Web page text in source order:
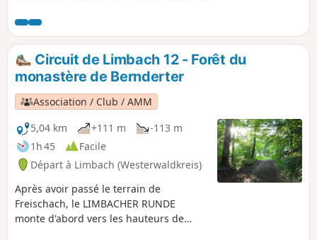
Nauberg. Après avoir traversé la Kleine
Nister, la seule montée notable du
circuit commence, qui mène à la chaîne
de collines du Nauberg jusqu'à la
carrière « Weiße Lei ». Le chemin
continue à travers le hameau déserté de
Hailzhausen, un village médiéval
abandonné au-dessus de Streithausen,
et le « parc de l'arbre de l'année » pour
revenir à Limburg.
Circuit de Limbach 12 - Forêt du
monastère de Bernderter
Association / Club / AMM
5,04 km
+111 m
-113 m
1h 45
Facile
Départ à Limbach (Westerwaldkreis)
Après avoir passé le terrain de
Freischach, le LIMBACHER RUNDE
monte d'abord vers les hauteurs de